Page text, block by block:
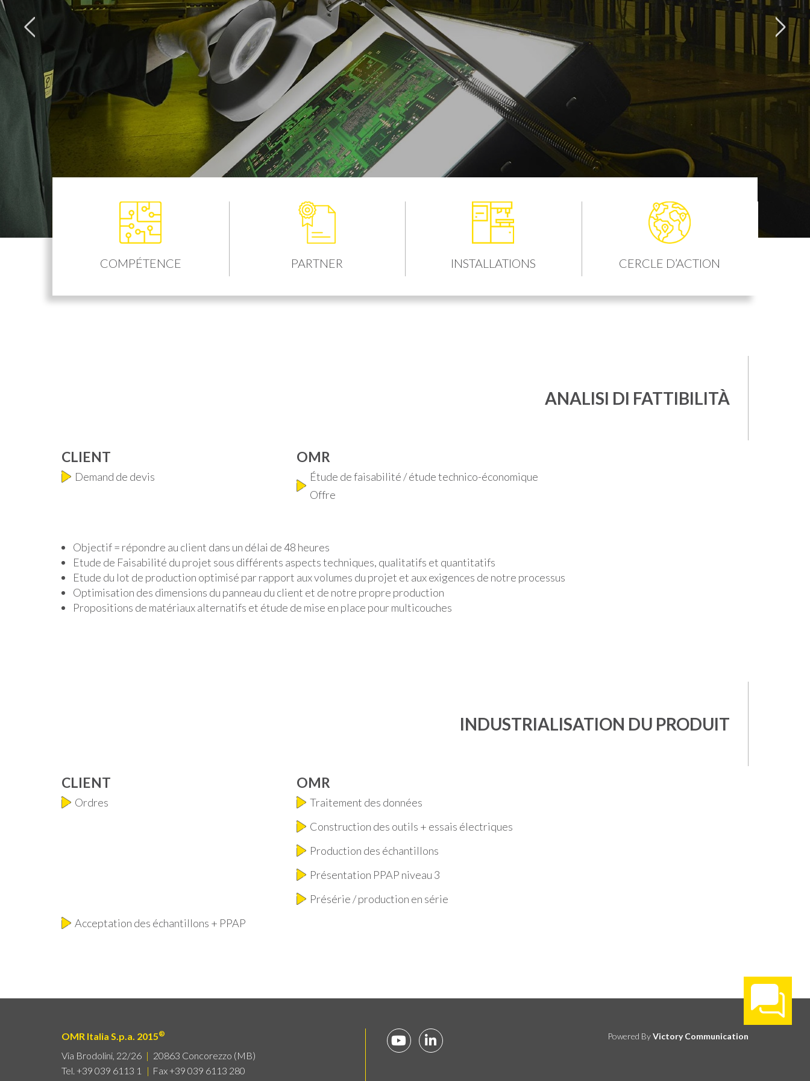
COMPÉTENCE PARTNER INSTALLATIONS CERCLE D’ACTION
ANALISI DI FATTIBILITÀ
CLIENT
Demand de devis
OMR
Étude de faisabilité / étude technico-économique
Offre
Objectif = répondre au client dans un délai de 48 heures
Etude de Faisabilité du projet sous différents aspects techniques, qualitatifs et quantitatifs
Etude du lot de production optimisé par rapport aux volumes du projet et aux exigences de notre processus
Optimisation des dimensions du panneau du client et de notre propre production
Propositions de matériaux alternatifs et étude de mise en place pour multicouches
INDUSTRIALISATION DU PRODUIT
CLIENT
Ordres
Acceptation des échantillons + PPAP
OMR
Traitement des données
Construction des outils + essais électriques
Production des échantillons
Présentation PPAP niveau 3
Présérie / production en série
OMR Italia S.p.a. 2015®
Via Brodolini, 22/26 | 20863 Concorezzo (MB)
Tel. +39 039 6113 1
Fax +39 039 6113 280
Powered ByVictory Communication